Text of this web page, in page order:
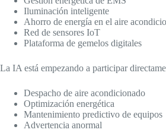
Iluminación inteligente
Ahorro de energía en el aire
Red de sensores IoT
Plataforma de gemelos digitales
La IA está empezando a participar
Despacho de aire acondicionado
Optimización energética
Mantenimiento predictivo de equipos
Advertencia anormal